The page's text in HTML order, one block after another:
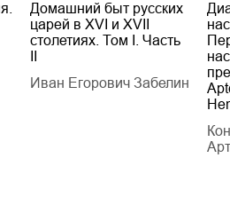
Домашний быт русских
царей в XVI и XVII
столетиях. Том I. Часть
Иван Егорович Забелин